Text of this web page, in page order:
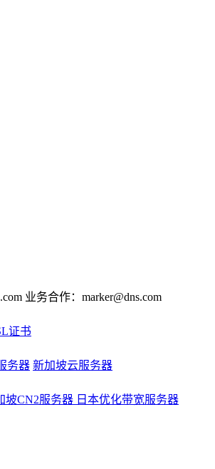
业务合作：marker@dns.com
证书
务器 新加坡云服务器
坡CN2服务器 日本优化带宽服务器